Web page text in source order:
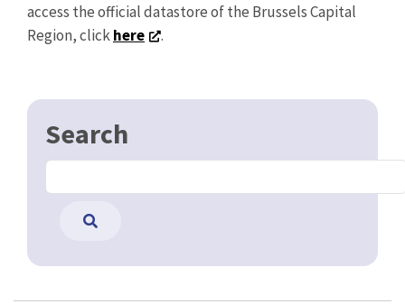
access the official datastore of the Brussels Capital
Region, clickhere .
Search